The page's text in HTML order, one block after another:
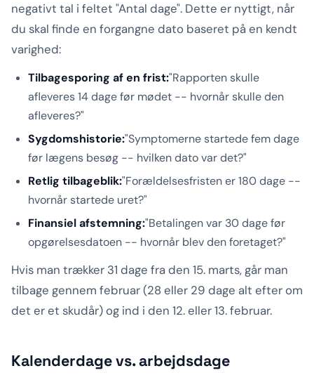
negativt tal i feltet "Antal dage". Dette er nyttigt, når
du skal finde en forgangne dato baseret på en kendt
varighed:
Tilbagesporing af en frist:"Rapporten skulle
afleveres 14 dage før mødet -- hvornår skulle den
afleveres?"
Sygdomshistorie:"Symptomerne startede fem dage
før lægens besøg -- hvilken dato var det?"
Retlig tilbageblik:"Forældelsesfristen er 180 dage --
hvornår startede uret?"
Finansiel afstemning:"Betalingen var 30 dage før
opgørelsesdatoen -- hvornår blev den foretaget?"
Hvis man trækker 31 dage fra den 15. marts, går man
tilbage gennem februar (28 eller 29 dage alt efter om
det er et skudår) og ind i den 12. eller 13. februar.
Kalenderdage vs. arbejdsdage